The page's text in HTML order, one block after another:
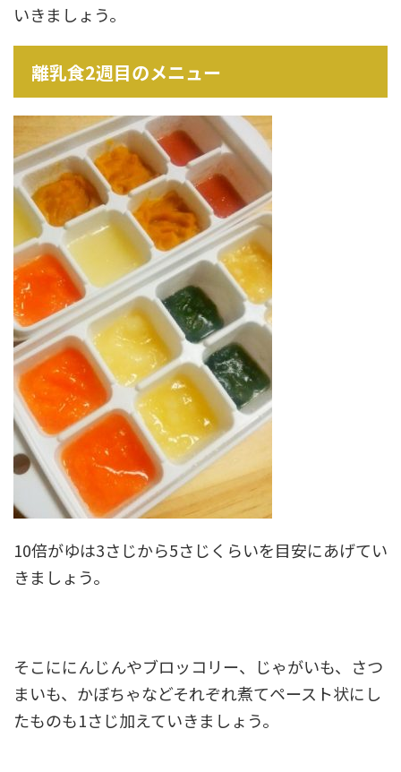
いきましょう。
離乳食2週目のメニュー
10倍がゆは3さじから5さじくらいを目安にあげてい
きましょう。
そこににんじんやブロッコリー、じゃがいも、さつ
まいも、かぼちゃなどそれぞれ煮てペースト状にし
たものも1さじ加えていきましょう。